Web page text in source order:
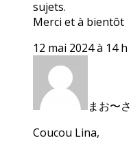
sujets.
Merci et à bientôt
12 mai 2024 à 14
まお〜
Coucou Lina,